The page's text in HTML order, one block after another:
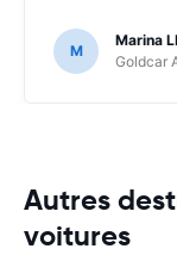
M
Marina
Goldcar
Autres
voitures